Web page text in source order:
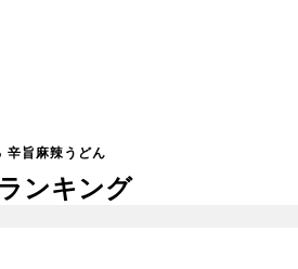
辛旨麻辣うどん
ンキング